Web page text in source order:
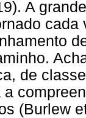
A
de
(Burlew